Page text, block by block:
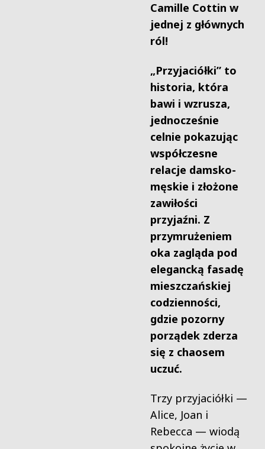
Camille Cottin w
jednej z głównych
ról!
„Przyjaciółki” to
historia, która
bawi i wzrusza,
jednocześnie
celnie pokazując
współczesne
relacje damsko-
męskie i złożone
zawiłości
przyjaźni. Z
przymrużeniem
oka zagląda pod
elegancką fasadę
mieszczańskiej
codzienności,
gdzie pozorny
porządek zderza
się z chaosem
uczuć.
Trzy przyjaciółki —
Alice, Joan i
Rebecca — wiodą